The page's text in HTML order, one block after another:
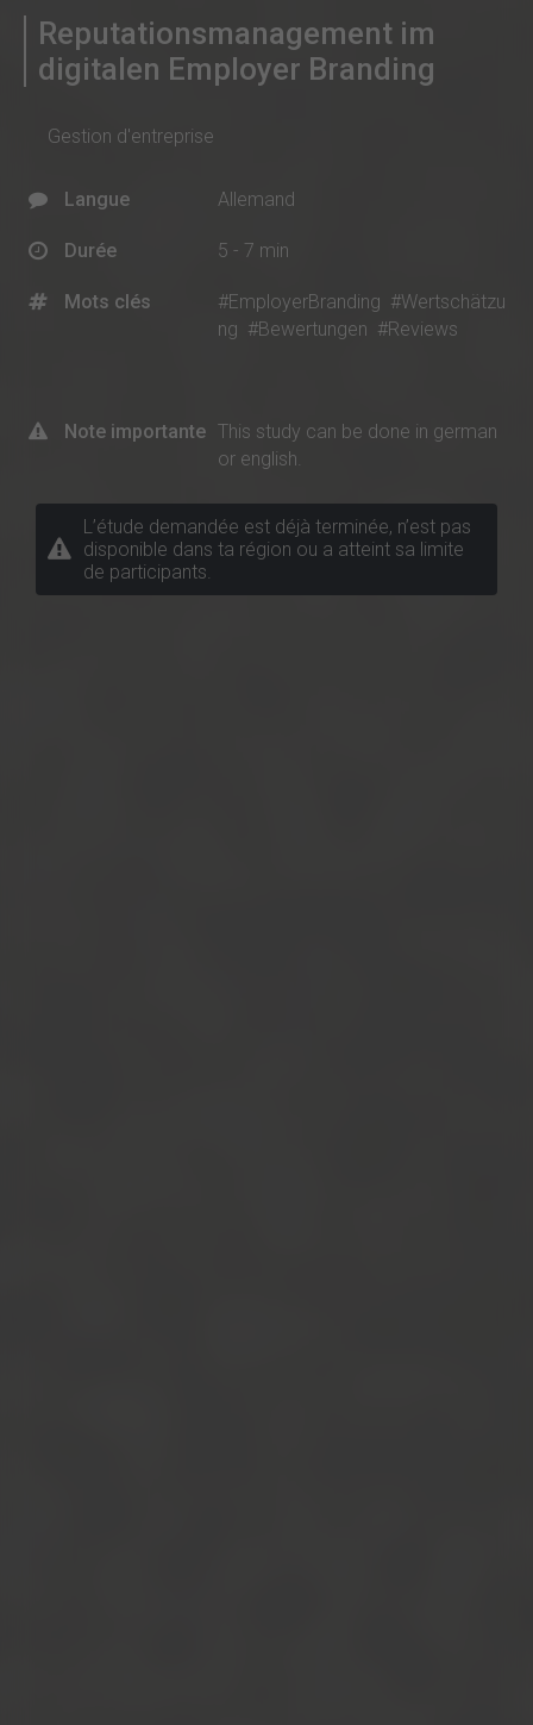
Reputationsmanagement im
digitalen Employer Branding
Gestion d'entreprise
Langue Allemand
Durée 5 - 7 min
Mots clés #EmployerBranding #Wertschätzu
ng #Bewertungen #Reviews
Note importante This study can be done in german
or english.
L’étude demandée est déjà terminée, n’est pas
disponible dans ta région ou a atteint sa limite
de participants.